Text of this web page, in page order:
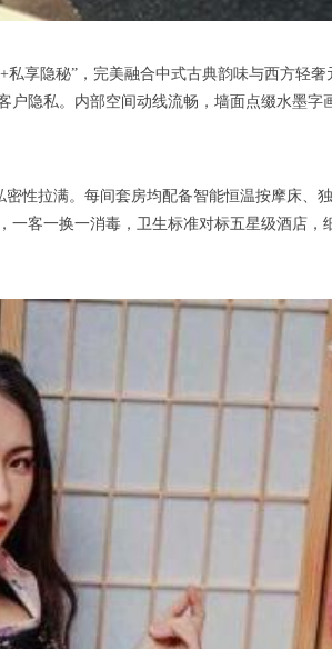
隐秘”，完美融合中式古典韵味与西方轻
隐私。内部空间动线流畅，墙面点缀水墨
拉满。每间套房均配备智能恒温按摩床、
客一换一消毒，卫生标准对标五星级酒店